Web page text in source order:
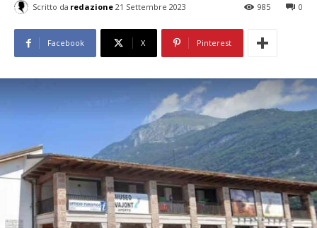
Scritto da redazione 21 Settembre 2023 0
985
Facebook X Pinterest